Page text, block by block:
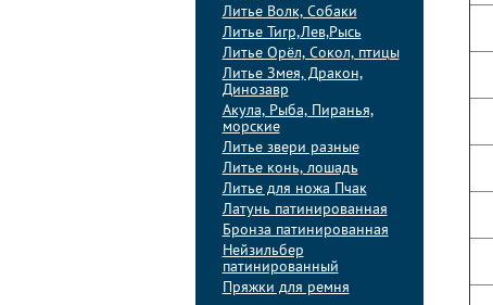
Литье Волк, Собаки
Литье Тигр,Лев,Рысь
Литье Орёл, Сокол, птицы
Литье Змея, Дракон,
Динозавр
Акула, Рыба, Пиранья,
морские
Литье звери разные
Литье конь, лошадь
Литье для ножа Пчак
Латунь патинированная
Бронза патинированная
Нейзильбер
патинированный
Пряжки для ремня